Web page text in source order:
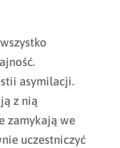
asymilacji.
z nią
zamykają we
uczestniczyć